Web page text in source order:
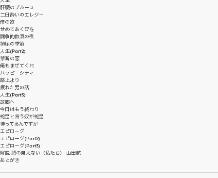
肝臓のブルース
二日酔いのエレジー
僕の歌
せめてあくびを
闘争的飲酒の夜
頻尿の季節
人生(Part2)
禁断の恋
俺もまぜてくれ
ハッピーシティー
路上より
疲れた男の話
人生(Part3)
故郷へ
今日はもう終わり
蛇足と言う奴が蛇足
待ってるんですが
エピローグ
エピローグ(Part2)
エピローグ(Part3)
解説 顔の見えない〈私たち〉 山田航
あとがき